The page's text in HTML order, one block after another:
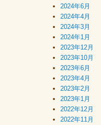
2024年6月
2024年4月
2024年3月
2024年1月
2023年12月
2023年10月
2023年6月
2023年4月
2023年2月
2023年1月
2022年12月
2022年11月